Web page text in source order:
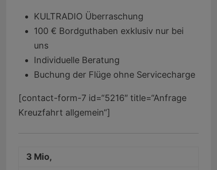
KULTRADIO Überraschung
100 € Bordguthaben exklusiv nur bei
uns
Individuelle Beratung
Buchung der Flüge ohne Servicecharge
[contact-form-7 id=“5216″ title=“Anfrage
Kreuzfahrt allgemein“]
3 Mio,